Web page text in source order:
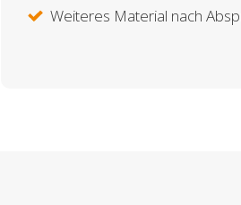
Weiteres Material nach